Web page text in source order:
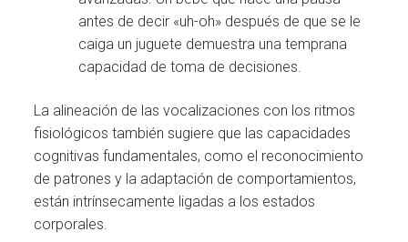
antes de decir «uh-oh» después de que se le
caiga un juguete demuestra una temprana
capacidad de toma de decisiones.
La alineación de las vocalizaciones con los ritmos
fisiológicos también sugiere que las capacidades
cognitivas fundamentales, como el reconocimiento
de patrones y la adaptación de comportamientos,
están intrínsecamente ligadas a los estados
corporales.